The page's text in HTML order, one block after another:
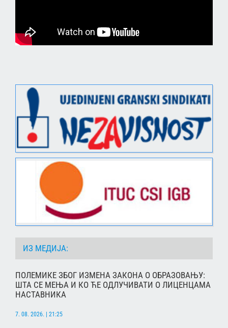
ИЗ МЕДИЈА:
ПОЛЕМИКЕ ЗБОГ ИЗМЕНА ЗАКОНА О ОБРАЗОВАЊУ:
ШТА СЕ МЕЊА И КО ЋЕ ОДЛУЧИВАТИ О ЛИЦЕНЦАМА
НАСТАВНИКА
7. 08. 2026. | 21:25